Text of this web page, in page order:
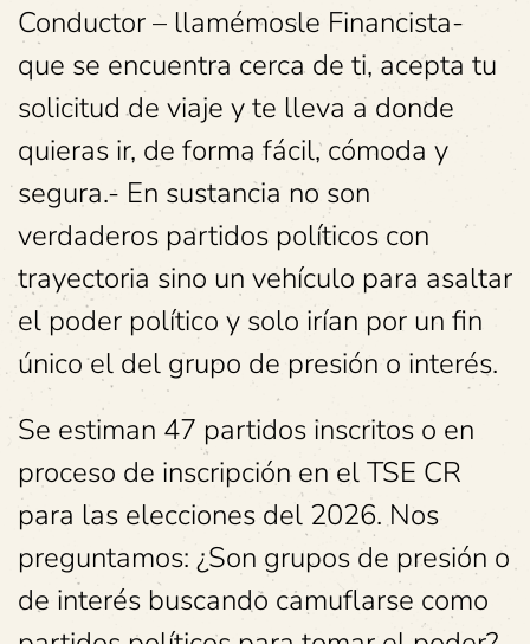
Conductor – llamémosle Financista-
que se encuentra cerca de ti, acepta tu
solicitud de viaje y te lleva a donde
quieras ir, de forma fácil, cómoda y
segura.- En sustancia no son
verdaderos partidos políticos con
trayectoria sino un vehículo para asaltar
el poder político y solo irían por un fin
único el del grupo de presión o interés.
Se estiman 47 partidos inscritos o en
proceso de inscripción en el TSE CR
para las elecciones del 2026. Nos
preguntamos: ¿Son grupos de presión o
de interés buscando camuflarse como